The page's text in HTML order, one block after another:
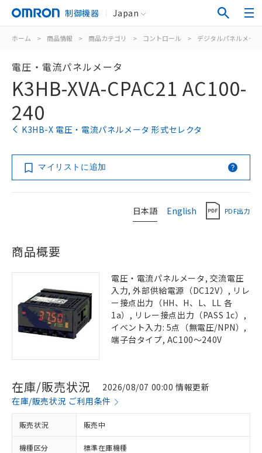
制御機器 Japan
ホーム > 商品情報 > 商品カテゴリ > コントロール > デジタルパネルメータ
電圧・電流パネルメータ
K3HB-XVA-CPAC21 AC100-
240
K3HB-X 電圧・電流パネルメータ 形式セレクタ
マイリストに追加
日本語 English PDF出力
商品概要
電圧・電流パネルメータ, 交流電圧
入力, 外部供給電源（DC12V）, リレ
ー接点出力（HH、H、L、LL 各
1a）, リレー接点出力（PASS 1c）,
イベント入力: 5点（無電圧/NPN）,
端子台タイプ, AC100～240V
在庫/販売状況
2026/08/07 00:00 情報更新
在庫/販売状況 ご利用条件
販売状況 販売中
機種区分 標準在庫機種